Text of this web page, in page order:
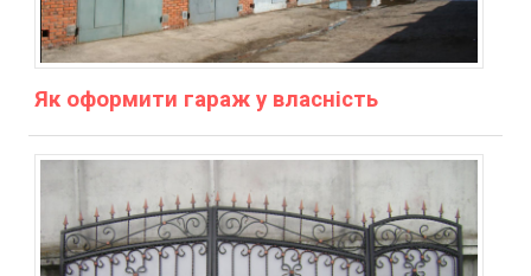
Як оформити гараж у власність